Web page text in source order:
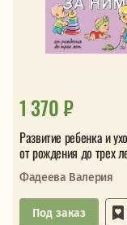
1 370 ₽
Развитие ребенка и
от рождения до трех
Фадеева Валерия
Под заказ